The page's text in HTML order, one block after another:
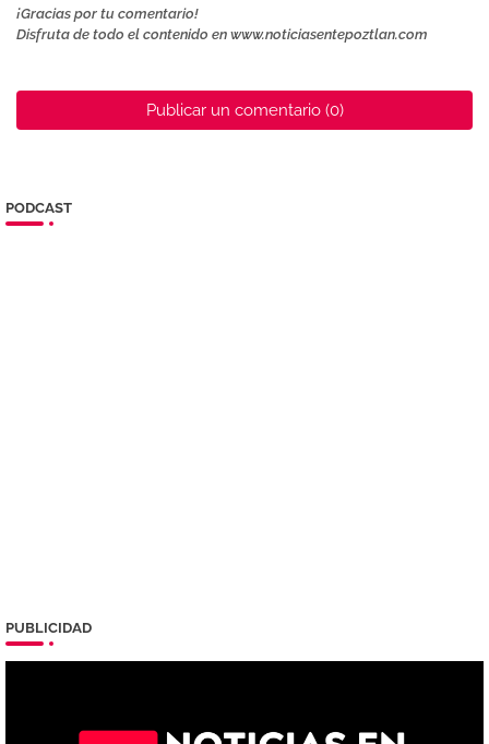
¡Gracias por tu comentario!
Disfruta de todo el contenido en www.noticiasentepoztlan.com
Publicar un comentario (0)
PODCAST
PUBLICIDAD